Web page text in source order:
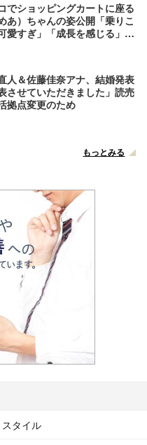
でショッピングカートに座る
あ）ちゃんの姿公開「乗りこ
愛すぎ」「成長を感じる」の
人＆佐藤佳奈アナ、結婚発表
させていただきました」読売
拠点変更のため
もっとみる
スタイル